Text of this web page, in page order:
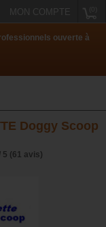
MON COMPTE
ouverte à
Doggy Scoop
(61 avis)